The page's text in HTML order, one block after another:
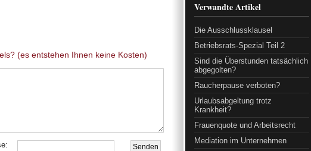
Verwandte Artikel
Die Ausschlussklausel
Betriebsrats-Spezial Teil 2
Sind die Überstunden tatsächlich
abgegolten?
Raucherpause verboten?
Urlaubsabgeltung trotz
Krankheit?
Frauenquote und Arbeitsrecht
Mediation im Unternehmen
Sie haben eine allgemeine Frage an den Autor dieses Artikels? (es entstehen Ihnen keine Kosten)